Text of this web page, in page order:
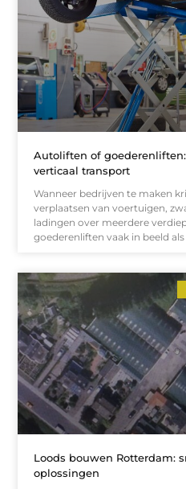
Autoliften of
verticaal transport
Wanneer bedrijven te maken
verplaatsen van voertuigen,
ladingen over meerdere
goederenliften vaak in beeld
Loods bouwen Rotterdam:
oplossingen